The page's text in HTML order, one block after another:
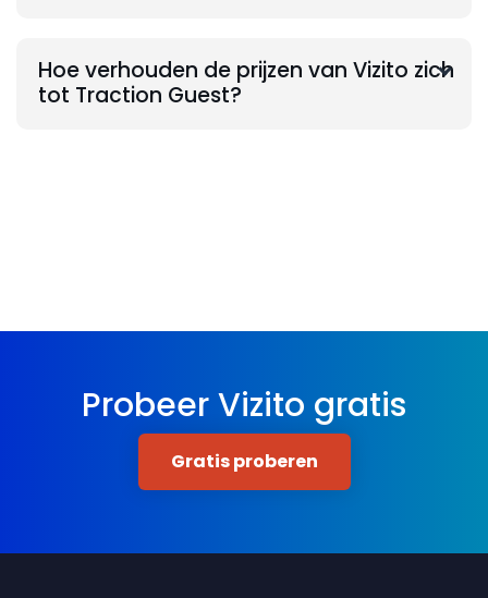
Hoe verhouden de prijzen van Vizito zich
tot Traction Guest?
Probeer Vizito gratis
Gratis proberen